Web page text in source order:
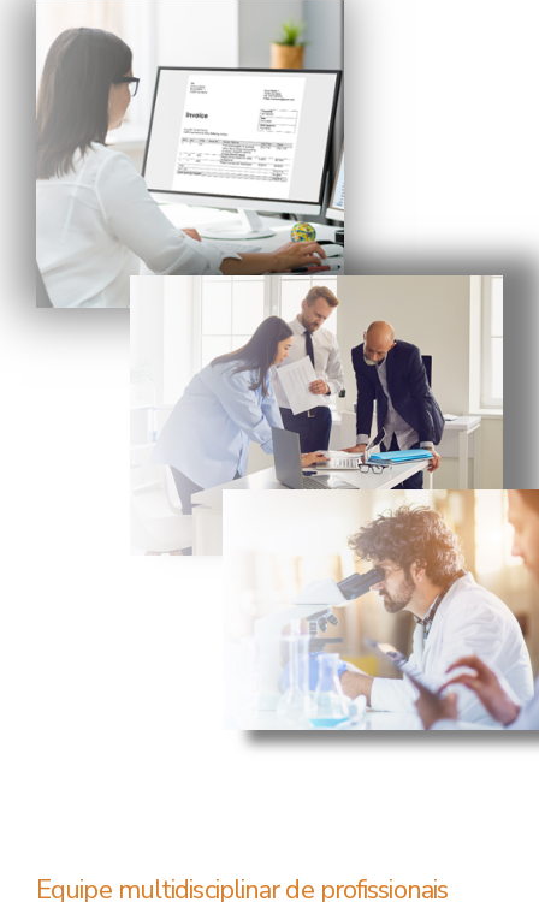
Equipe multidisciplinar de profissionais